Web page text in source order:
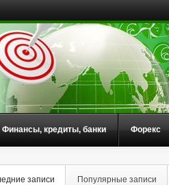
Финансы, кредиты, банки Форекс
записи Популярные записи